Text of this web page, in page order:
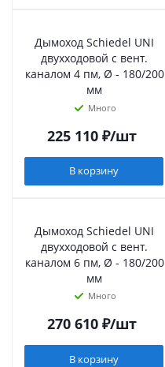
Дымоход Schiedel UNI
двухходовой с вент.
каналом 4 пм, Ø - 180/200
мм
Много
225 110₽/шт
В корзину
Дымоход Schiedel UNI
двухходовой с вент.
каналом 6 пм, Ø - 180/200
мм
Много
270 610₽/шт
В корзину